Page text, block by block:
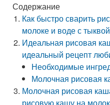
Содержание
Как быстро сварить
молоке и воде с тыквой
Идеальная рисовая
идеальный рецепт
Необходимые
Молочная рисовая
Молочная рисовая